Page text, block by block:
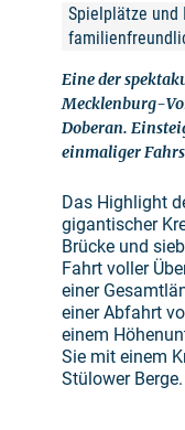
Spielplätze und
Eine der
Mecklenburg-
Doberan.
einmaliger
Das Highlight
gigantischer
Brücke und
Fahrt voller
einer
einer Abfahrt
einem
Sie mit einem
Stülower Berge.